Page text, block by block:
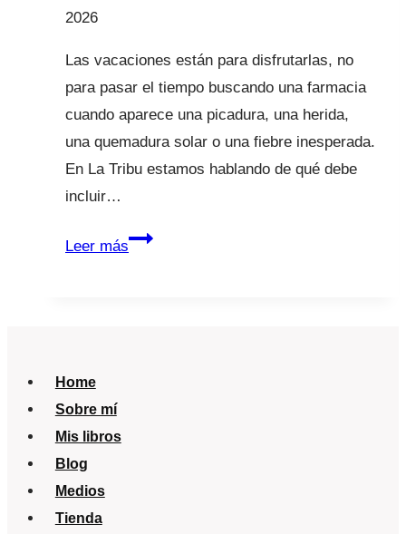
2026
Las vacaciones están para disfrutarlas, no
para pasar el tiempo buscando una farmacia
cuando aparece una picadura, una herida,
una quemadura solar o una fiebre inesperada.
En La Tribu estamos hablando de qué debe
incluir…
Leer másBotiquín
Home
Sobre mí
Mis libros
Blog
Medios
Tienda